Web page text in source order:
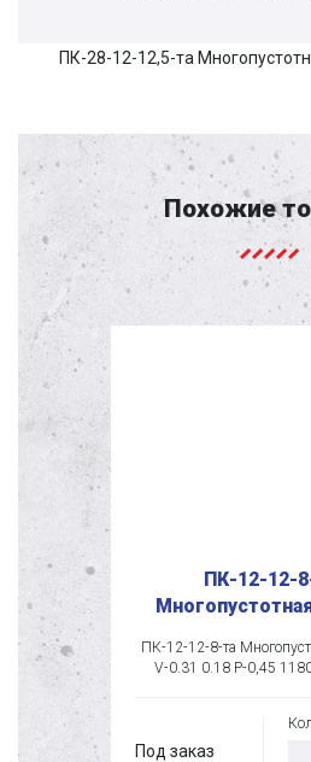
ПК-28-12-12,5-та
Похожие
ПК-12-12-
ПК-12-12-8-та
V-0.31 0.18 P-0,45
Под заказ